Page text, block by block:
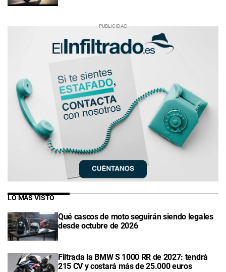
LO MÁS VISTO
Qué cascos de moto seguirán siendo legales
desde octubre de 2026
Filtrada la BMW S 1000 RR de 2027: tendrá
215 CV y costará más de 25.000 euros